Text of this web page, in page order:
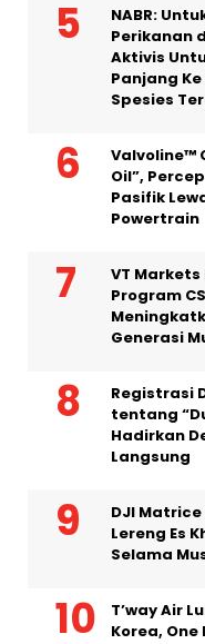
NABR:
Perikanan
Aktivis
Panjang
Spesies
Valvoline™
Oil”,
Pasifik
Powertrain
VT Markets
Program
Generasi
Registrasi
tentang
Hadirkan
Langsung
DJI
Lereng Es
Selama
T’way Air
Korea,